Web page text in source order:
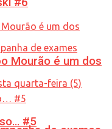
Mourão é um dos
#5